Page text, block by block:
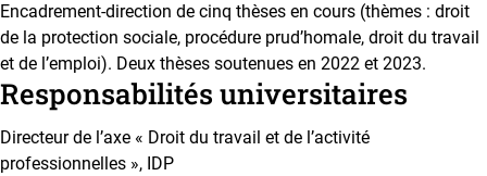
Encadrement-direction de cinq thèses en cours (thèmes : droit
de la protection sociale, procédure prud’homale, droit du travail
et de l’emploi). Deux thèses soutenues en 2022 et 2023.
Responsabilités universitaires
Directeur de l’axe « Droit du travail et de l’activité
professionnelles », IDP